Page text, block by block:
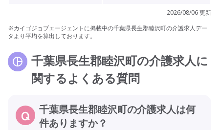
2026/08/06 更新
※カイゴジョブエージェントに掲載中の千葉県長生郡睦沢町の介護求人デー
タより平均を算出しております。
千葉県長生郡睦沢町の介護求人に
関するよくある質問
千葉県長生郡睦沢町の介護求人は何
件ありますか？